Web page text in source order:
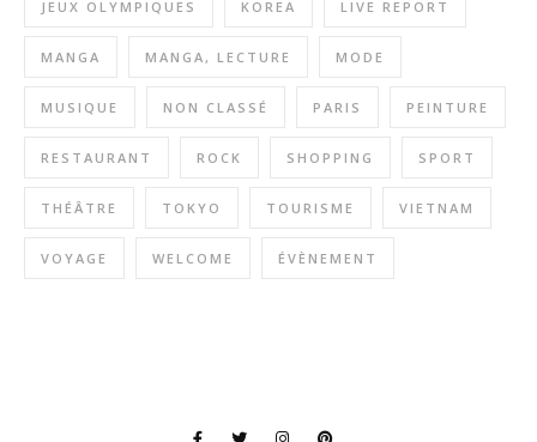
JEUX OLYMPIQUES KOREA LIVE REPORT
MANGA MANGA, LECTURE MODE
MUSIQUE NON CLASSÉ PARIS PEINTURE
RESTAURANT ROCK SHOPPING SPORT
THÉÂTRE TOKYO TOURISME VIETNAM
VOYAGE WELCOME ÉVÈNEMENT